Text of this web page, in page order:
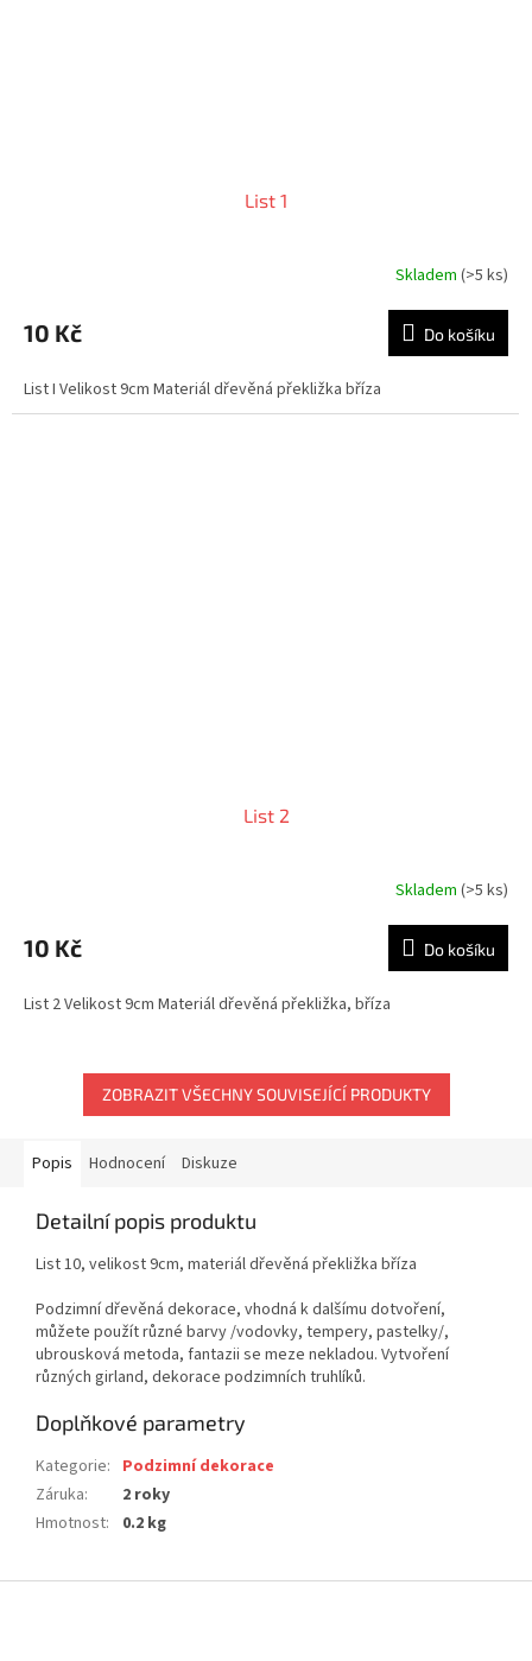
List 1
Skladem (>5 ks)
10 Kč Do košíku
List I Velikost 9cm Materiál dřevěná překližka bříza
List 2
Skladem (>5 ks)
10 Kč Do košíku
List 2 Velikost 9cm Materiál dřevěná překližka, bříza
ZOBRAZIT VŠECHNY SOUVISEJÍCÍ PRODUKTY
Popis Hodnocení Diskuze
Detailní popis produktu
List 10, velikost 9cm, materiál dřevěná překližka bříza
Podzimní dřevěná dekorace, vhodná k dalšímu dotvoření,
můžete použít různé barvy /vodovky, tempery, pastelky/,
ubrousková metoda, fantazii se meze nekladou. Vytvoření
různých girland, dekorace podzimních truhlíků.
Doplňkové parametry
Kategorie: Podzimní dekorace
Záruka:
2 roky
Hmotnost: 0.2 kg